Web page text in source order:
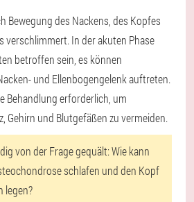
Bewegung des Nackens, des Kopfes
verschlimmert. In der akuten Phase
betroffen sein, es können
und Ellenbogengelenk auftreten.
Behandlung erforderlich, um
Gehirn und Blutgefäßen zu vermeiden.
von der Frage gequält: Wie kann
schlafen und den Kopf
legen?